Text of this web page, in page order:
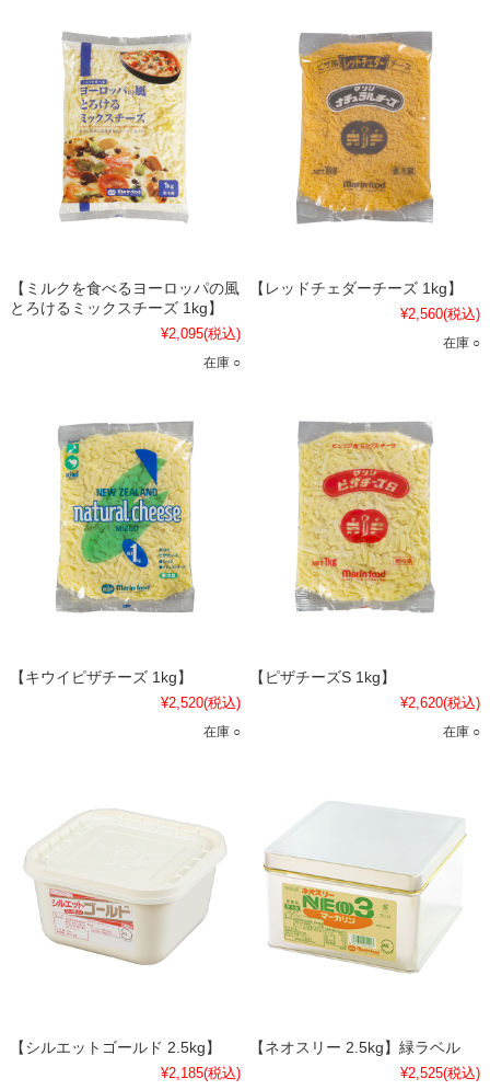
【ミルクを食べるヨーロッパの風
とろけるミックスチーズ 1kg】
¥2,095(税込)
在庫 ○
【レッドチェダーチーズ 1kg】
¥2,560(税込)
在庫 ○
【キウイピザチーズ 1kg】
¥2,520(税込)
在庫 ○
【ピザチーズS 1kg】
¥2,620(税込)
在庫 ○
【シルエットゴールド 2.5kg】
¥2,185(税込)
【ネオスリー 2.5kg】緑ラベル
¥2,525(税込)